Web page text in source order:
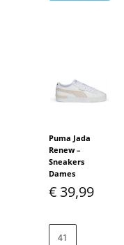
Puma Jada
Renew –
Sneakers
Dames
€ 39,99
41